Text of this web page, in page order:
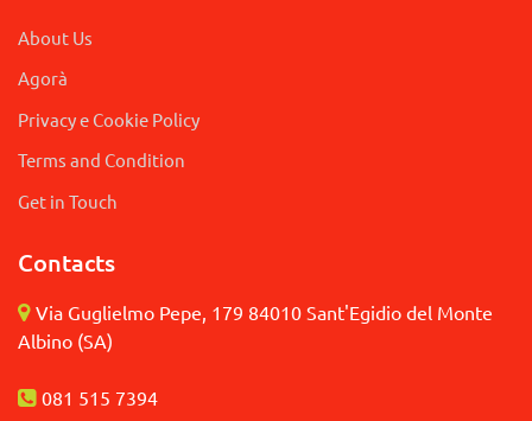
About Us
Agorà
Privacy e Cookie Policy
Terms and Condition
Get in Touch
Contacts
Via Guglielmo Pepe, 179 84010 Sant'Egidio del Monte
Albino (SA)
081 515 7394